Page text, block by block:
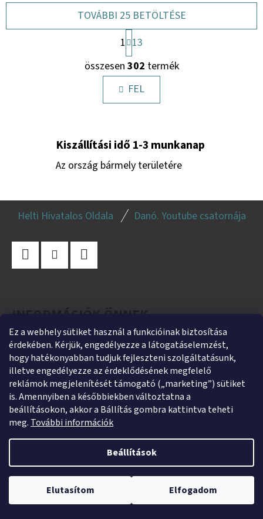
Ez a webhely sütiket használ a funkcióinak biztosítása
érdekében. Kérjük, engedélyezze a látogatáselemzést,
hogy hatékonyabban tudjuk fejleszteni szolgáltatásunk,
illetve engedélyezze az érdeklődésének megfelelő
reklámok megjelenítését támogató („marketing”) sütiket
is. Amennyiben a későbbiekben változtatna a
beállításokon, akkor a Bállítás gombra kattintva teheti
meg. További információk
Beállítások
Elutasítom Elfogadom
Webshopunk jelenleg zárva tart. Rendelés leadása lehetséges,
kizárólag utánvétes fizetéssel. A megrendeléseket 2026. január 5–9.
L
I
S
T
I
R
Á
Y
E
I
TOVÁBBI 25 BETÖLTÉSE
L
A
P
O
Z
Á
S
1 13
összesen 302 termék
FEL
Kiszállítási idő 1-3 munkanap
Az ország bármely területére
Helti Hivatalos Oldala Danó. Youtube csatornája
A vásárlás lépései
Üzleti feltételek (ÁSZF)
Adatkezelési tájékoztató
Jogi nyilatkozat
Fogyasztóvédelmi tájékoztató
Süti tájékoztató
Kapcsolatfelvétel